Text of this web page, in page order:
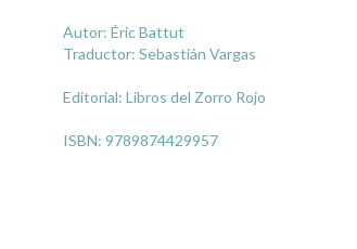
Autor: Éric Battut
Traductor: Sebastián Vargas
Editorial: Libros del Zorro Rojo
ISBN: 9789874429957